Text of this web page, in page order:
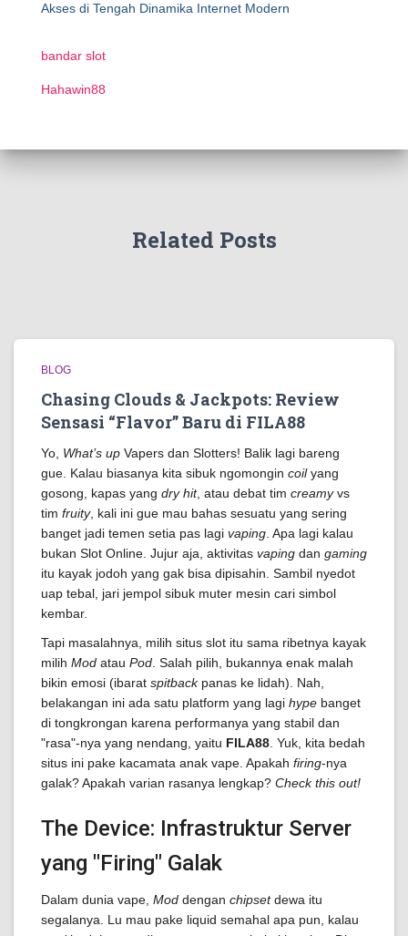
Akses di Tengah Dinamika Internet Modern
bandar slot
Hahawin88
Related Posts
BLOG
Chasing Clouds & Jackpots: Review
Sensasi “Flavor” Baru di FILA88
Yo, What’s up Vapers dan Slotters! Balik lagi bareng
gue. Kalau biasanya kita sibuk ngomongin coilyang
gosong, kapas yang dry hit, atau debat tim creamyvs
tim fruity, kali ini gue mau bahas sesuatu yang sering
banget jadi temen setia pas lagi vaping . Apa lagi kalau
bukan Slot Online. Jujur aja, aktivitas vaping dan gaming
itu kayak jodoh yang gak bisa dipisahin. Sambil nyedot
uap tebal, jari jempol sibuk muter mesin cari simbol
kembar.
Tapi masalahnya, milih situs slot itu sama ribetnya kayak
milih Mod atau Pod . Salah pilih, bukannya enak malah
bikin emosi (ibarat spitbackpanas ke lidah). Nah,
belakangan ini ada satu platform yang lagi hype banget
di tongkrongan karena performanya yang stabil dan
"rasa"-nya yang nendang, yaitu FILA88 . Yuk, kita bedah
situs ini pake kacamata anak vape. Apakah firing-nya
galak? Apakah varian rasanya lengkap? Check this out!
The Device: Infrastruktur Server
yang "Firing" Galak
Dalam dunia vape, Mod dengan chipsetdewa itu
segalanya. Lu mau pake liquid semahal apa pun, kalau